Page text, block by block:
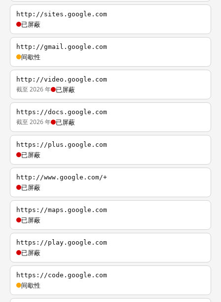
http://sites.google.com
已屏蔽
http://gmail.google.com
间歇性
http://video.google.com
截至 2026 年 已屏蔽
https://docs.google.com
截至 2026 年 已屏蔽
https://plus.google.com
已屏蔽
http://www.google.com/+
已屏蔽
https://maps.google.com
已屏蔽
https://play.google.com
已屏蔽
https://code.google.com
间歇性